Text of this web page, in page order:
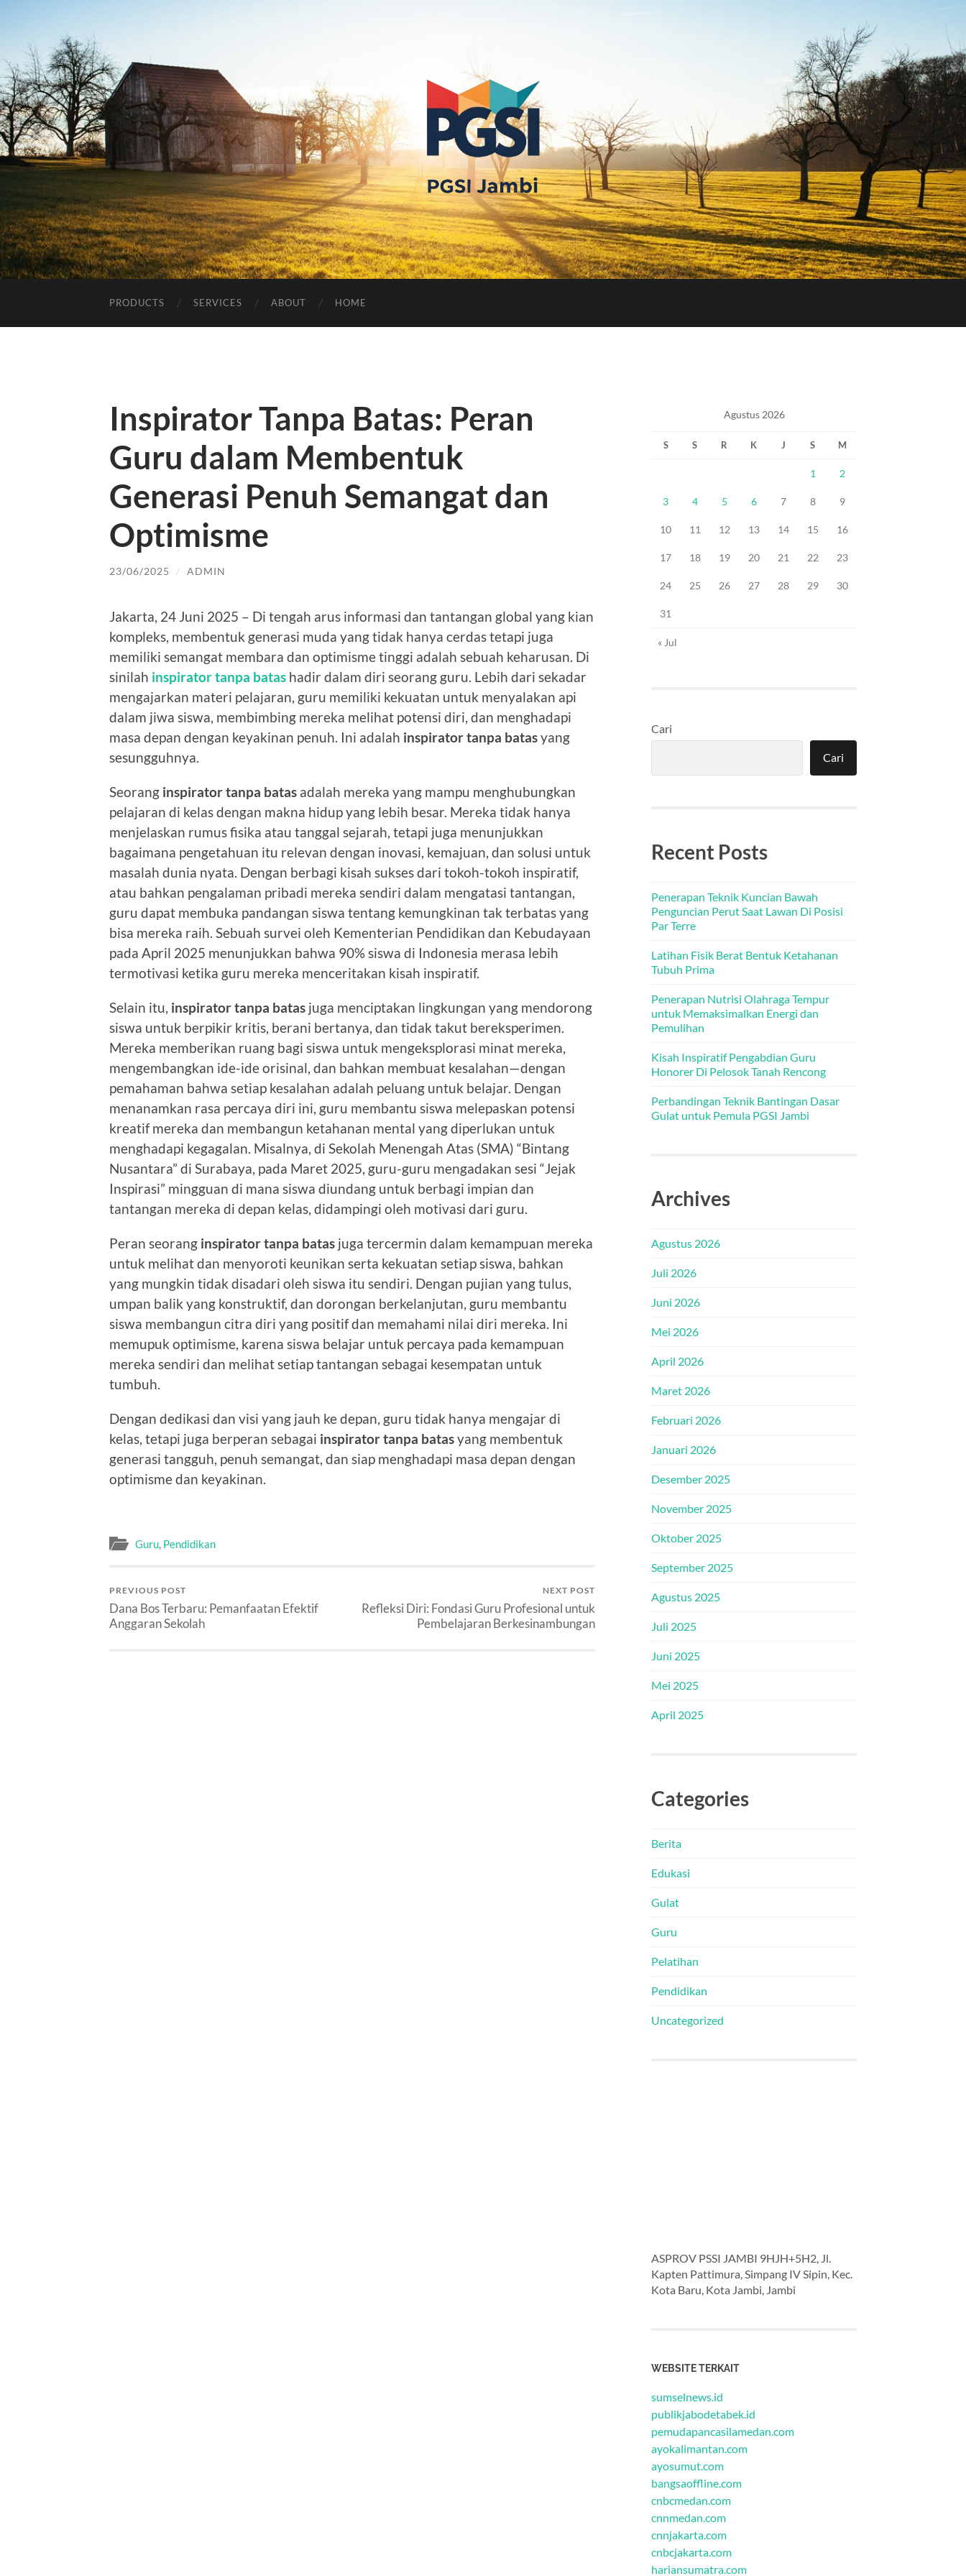
PGSI
JAMBI
PRODUCTS SERVICES ABOUT HOME
Inspirator Tanpa Batas: Peran
Guru dalam Membentuk
Generasi Penuh Semangat dan
Optimisme
23/06/2025 / ADMIN
Jakarta, 24 Juni 2025 – Di tengah arus informasi dan tantangan global yang kian
kompleks, membentuk generasi muda yang tidak hanya cerdas tetapi juga
memiliki semangat membara dan optimisme tinggi adalah sebuah keharusan. Di
sinilah inspirator tanpa batas hadir dalam diri seorang guru. Lebih dari sekadar
mengajarkan materi pelajaran, guru memiliki kekuatan untuk menyalakan api
dalam jiwa siswa, membimbing mereka melihat potensi diri, dan menghadapi
masa depan dengan keyakinan penuh. Ini adalah inspirator tanpa batasyang
sesungguhnya.
Seorang inspirator tanpa batas adalah mereka yang mampu menghubungkan
pelajaran di kelas dengan makna hidup yang lebih besar. Mereka tidak hanya
menjelaskan rumus fisika atau tanggal sejarah, tetapi juga menunjukkan
bagaimana pengetahuan itu relevan dengan inovasi, kemajuan, dan solusi untuk
masalah dunia nyata. Dengan berbagi kisah sukses dari tokoh-tokoh inspiratif,
atau bahkan pengalaman pribadi mereka sendiri dalam mengatasi tantangan,
guru dapat membuka pandangan siswa tentang kemungkinan tak terbatas yang
bisa mereka raih. Sebuah survei oleh Kementerian Pendidikan dan Kebudayaan
pada April 2025 menunjukkan bahwa 90% siswa di Indonesia merasa lebih
termotivasi ketika guru mereka menceritakan kisah inspiratif.
Selain itu, inspirator tanpa batas juga menciptakan lingkungan yang mendorong
siswa untuk berpikir kritis, berani bertanya, dan tidak takut bereksperimen.
Mereka memberikan ruang bagi siswa untuk mengeksplorasi minat mereka,
mengembangkan ide-ide orisinal, dan bahkan membuat kesalahan—dengan
pemahaman bahwa setiap kesalahan adalah peluang untuk belajar. Dengan
menanamkan rasa percaya diri ini, guru membantu siswa melepaskan potensi
kreatif mereka dan membangun ketahanan mental yang diperlukan untuk
menghadapi kegagalan. Misalnya, di Sekolah Menengah Atas (SMA) “Bintang
Nusantara” di Surabaya, pada Maret 2025, guru-guru mengadakan sesi “Jejak
Inspirasi” mingguan di mana siswa diundang untuk berbagi impian dan
tantangan mereka di depan kelas, didampingi oleh motivasi dari guru.
Peran seorang inspirator tanpa batas juga tercermin dalam kemampuan mereka
untuk melihat dan menyoroti keunikan serta kekuatan setiap siswa, bahkan
yang mungkin tidak disadari oleh siswa itu sendiri. Dengan pujian yang tulus,
umpan balik yang konstruktif, dan dorongan berkelanjutan, guru membantu
siswa membangun citra diri yang positif dan memahami nilai diri mereka. Ini
memupuk optimisme, karena siswa belajar untuk percaya pada kemampuan
mereka sendiri dan melihat setiap tantangan sebagai kesempatan untuk
tumbuh.
Dengan dedikasi dan visi yang jauh ke depan, guru tidak hanya mengajar di
kelas, tetapi juga berperan sebagai inspirator tanpa batasyang membentuk
generasi tangguh, penuh semangat, dan siap menghadapi masa depan dengan
optimisme dan keyakinan.
Guru, Pendidikan
PREVIOUS POST
Dana Bos Terbaru: Pemanfaatan Efektif
Anggaran Sekolah
NEXT POST
Refleksi Diri: Fondasi Guru Profesional untuk
Pembelajaran Berkesinambungan
Agustus 2026
S S R K J S M
1 2
3 4 5 6 7 8 9
10 11 12 13 14 15 16
17 18 19 20 21 22 23
24 25 26 27 28 29 30
31
« Jul
Cari
Cari
Recent Posts
Penerapan Teknik Kuncian Bawah
Penguncian Perut Saat Lawan Di Posisi
Par Terre
Latihan Fisik Berat Bentuk Ketahanan
Tubuh Prima
Penerapan Nutrisi Olahraga Tempur
untuk Memaksimalkan Energi dan
Pemulihan
Kisah Inspiratif Pengabdian Guru
Honorer Di Pelosok Tanah Rencong
Perbandingan Teknik Bantingan Dasar
Gulat untuk Pemula PGSI Jambi
Archives
Agustus 2026
Juli 2026
Juni 2026
Mei 2026
April 2026
Maret 2026
Februari 2026
Januari 2026
Desember 2025
November 2025
Oktober 2025
September 2025
Agustus 2025
Juli 2025
Juni 2025
Mei 2025
April 2025
Categories
Berita
Edukasi
Gulat
Guru
Pelatihan
Pendidikan
Uncategorized
ASPROV PSSI JAMBI 9HJH+5H2, Jl.
Kapten Pattimura, Simpang IV Sipin, Kec.
Kota Baru, Kota Jambi, Jambi
WEBSITE TERKAIT
sumselnews.id
publikjabodetabek.id
pemudapancasilamedan.com
ayokalimantan.com
ayosumut.com
bangsaoffline.com
cnbcmedan.com
cnnmedan.com
cnnjakarta.com
cnbcjakarta.com
hariansumatra.com